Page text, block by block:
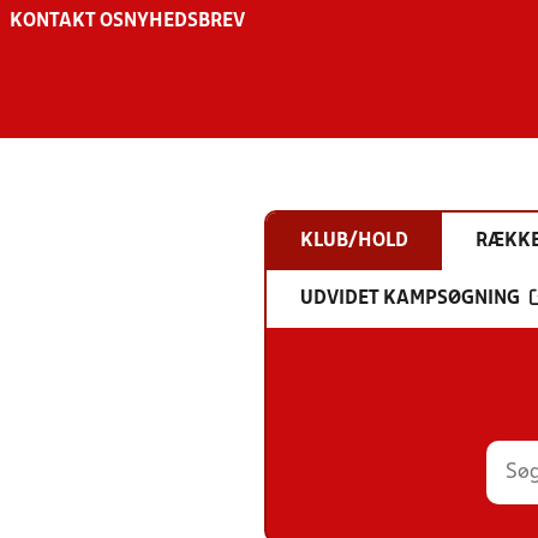
KONTAKT OS NYHEDSBREV
KLUB/HOLD
UDVIDET KAMPSØGNING